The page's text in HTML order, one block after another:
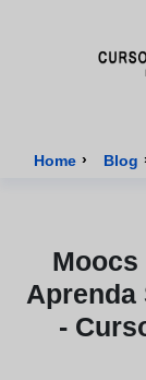
Home › Blog
Moocs
Aprenda
-